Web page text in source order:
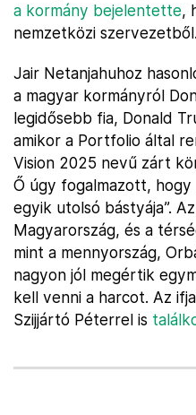
a kormány bejelentette,
nemzetközi szervezetből.
Jair Netanjahuhoz
a magyar kormányról
legidősebb fia, Donald
amikor a Portfolio által
Vision 2025 nevű zárt
Ő úgy fogalmazott, hogy
egyik utolsó bástyája”.
Magyarország, és a
mint a mennyország,
nagyon jól megértik
kell venni a harcot. Az
Szijjártó Péterrel is